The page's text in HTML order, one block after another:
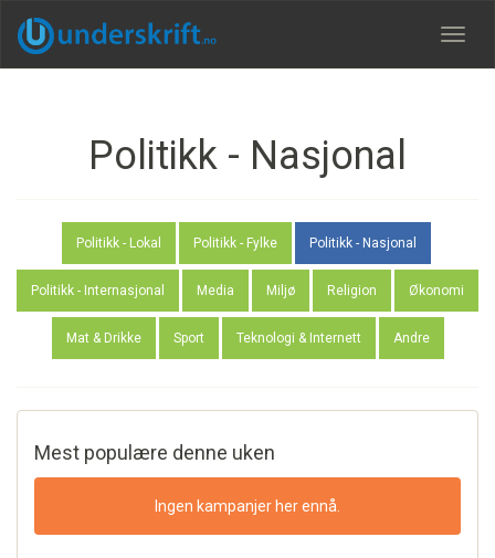
Meny
Politikk - Nasjonal
Politikk - Lokal Politikk - Fylke Politikk - Nasjonal
Politikk - Internasjonal Media Miljø Religion Økonomi
Mat & Drikke Sport Teknologi & Internett Andre
Mest populære denne uken
Ingen kampanjer her ennå.